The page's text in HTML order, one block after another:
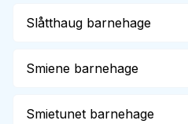
Slåtthaug barnehage
Smiene barnehage
Smietunet barnehage